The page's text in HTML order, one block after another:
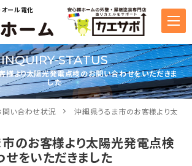
オール電化
INQUIRY-STATUS
様より太陽光発電点検のお問い合わせをいただきま
した
い合わせ状況 沖縄県うるま市のお客様より太陽
のお客様より太陽光発電点検
をいただきました